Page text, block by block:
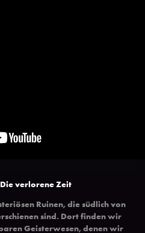
Die verlorene Zeit
Ruinen, die südlich von
sind. Dort finden wir
Geisterwesen, denen wir